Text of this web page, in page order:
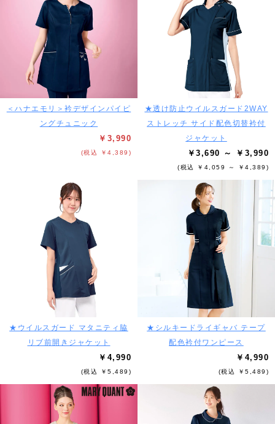
＜ハナエモリ＞衿デザインパイピ
ングチュニック
￥3,990
(税込 ￥4,389)
★透け防止ウイルスガード2WAY
ストレッチ サイド配色切替衿付
ジャケット
￥3,690 ～ ￥3,990
(税込 ￥4,059 ～ ￥4,389)
★ウイルスガード マタニティ脇
リブ前開きジャケット
￥4,990
(税込 ￥5,489)
★シルキードライギャバ テープ
配色衿付ワンピース
￥4,990
(税込 ￥5,489)